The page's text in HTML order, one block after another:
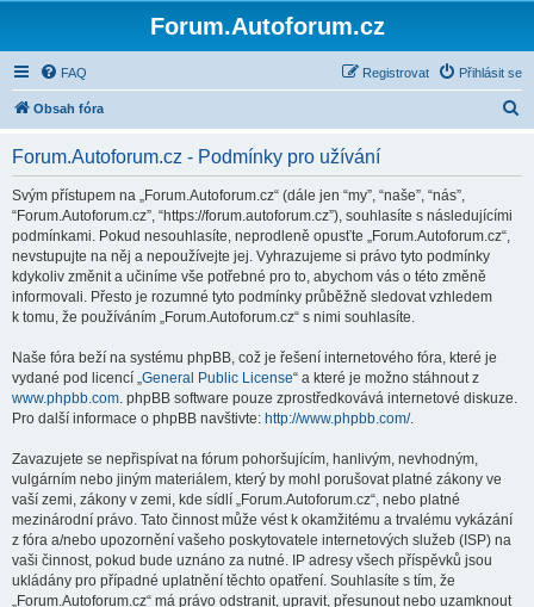
Forum.Autoforum.cz
FAQ Přihlásit se
Registrovat
Obsah fóra
Forum.Autoforum.cz - Podmínky pro užívání
Svým přístupem na „Forum.Autoforum.cz“ (dále jen “my”, “naše”, “nás”,
“Forum.Autoforum.cz”, “https://forum.autoforum.cz”), souhlasíte s následujícími
podmínkami. Pokud nesouhlasíte, neprodleně opusťte „Forum.Autoforum.cz“,
nevstupujte na něj a nepoužívejte jej. Vyhrazujeme si právo tyto podmínky
kdykoliv změnit a učiníme vše potřebné pro to, abychom vás o této změně
informovali. Přesto je rozumné tyto podmínky průběžně sledovat vzhledem
k tomu, že používáním „Forum.Autoforum.cz“ s nimi souhlasíte.
Naše fóra beží na systému phpBB, což je řešení internetového fóra, které je
vydané pod licencí „General Public License“ a které je možno stáhnout z
www.phpbb.com. phpBB software pouze zprostředkovává internetové diskuze.
Pro další informace o phpBB navštivte: http://www.phpbb.com/.
Zavazujete se nepřispívat na fórum pohoršujícím, hanlivým, nevhodným,
vulgárním nebo jiným materiálem, který by mohl porušovat platné zákony ve
vaší zemi, zákony v zemi, kde sídlí „Forum.Autoforum.cz“, nebo platné
mezinárodní právo. Tato činnost může vést k okamžitému a trvalému vykázání
z fóra a/nebo upozornění vašeho poskytovatele internetových služeb (ISP) na
vaši činnost, pokud bude uznáno za nutné. IP adresy všech příspěvků jsou
ukládány pro případné uplatnění těchto opatření. Souhlasíte s tím, že
„Forum.Autoforum.cz“ má právo odstranit, upravit, přesunout nebo uzamknout